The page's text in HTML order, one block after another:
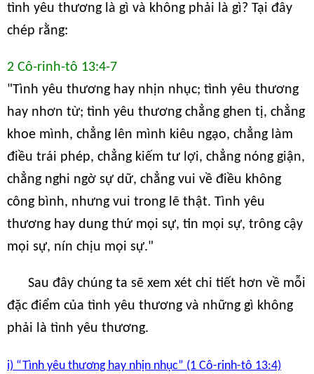
tình yêu thương là gì và không phải là gì? Tại đây
chép rằng:
2 Cô-rinh-tô 13:4-7
"Tình yêu thương hay nhịn nhục; tình yêu thương
hay nhơn từ; tình yêu thương chẳng ghen tị, chẳng
khoe mình, chẳng lên mình kiêu ngạo, chẳng làm
điều trái phép, chẳng kiếm tư lợi, chẳng nóng giận,
chẳng nghi ngờ sự dữ, chẳng vui về điều không
công bình, nhưng vui trong lẽ thật. Tình yêu
thương hay dung thứ mọi sự, tin mọi sự, trông cậy
mọi sự, nín chịu mọi sự."
Sau đây chúng ta sẽ xem xét chi tiết hơn về mỗi
đặc điểm của tình yêu thương và những gì không
phải là tình yêu thương.
i) “Tình yêu thương hay nhịn nhục” (1 Cô-rinh-tô 13:4)